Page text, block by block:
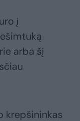
į
arba šį
krepšininkas